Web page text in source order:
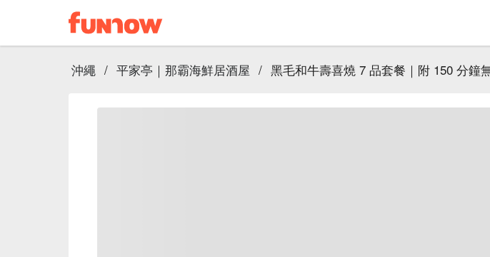
沖繩 / 平家亭｜那霸海鮮居酒屋 / 黑毛和牛壽喜燒 7 品套餐｜附 150 分鐘